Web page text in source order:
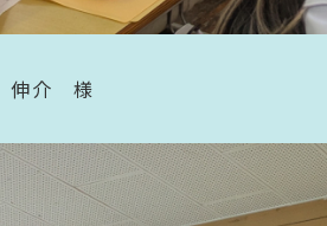
伸介 様